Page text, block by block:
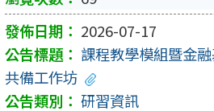
2026-07-17
課程教學模組暨金
共備工作坊
研習資訊